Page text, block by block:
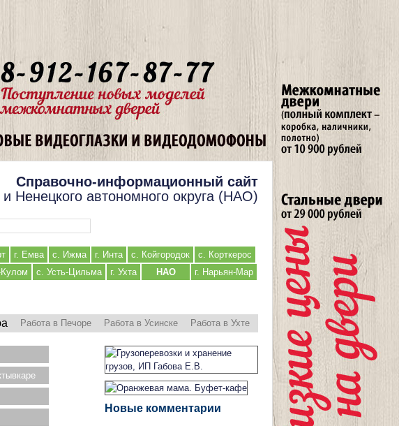
Справочно-информационный сайт
Ненецкого автономного округа (НАО)
г. Емва с. Ижма г. Инта с. Койгородок
с. Корткерос
с. Усть-Цильма г. Ухта НАО г. Нарьян-Мар
Работа в Печоре Работа в Усинске Работа в Ухте
Новые комментарии